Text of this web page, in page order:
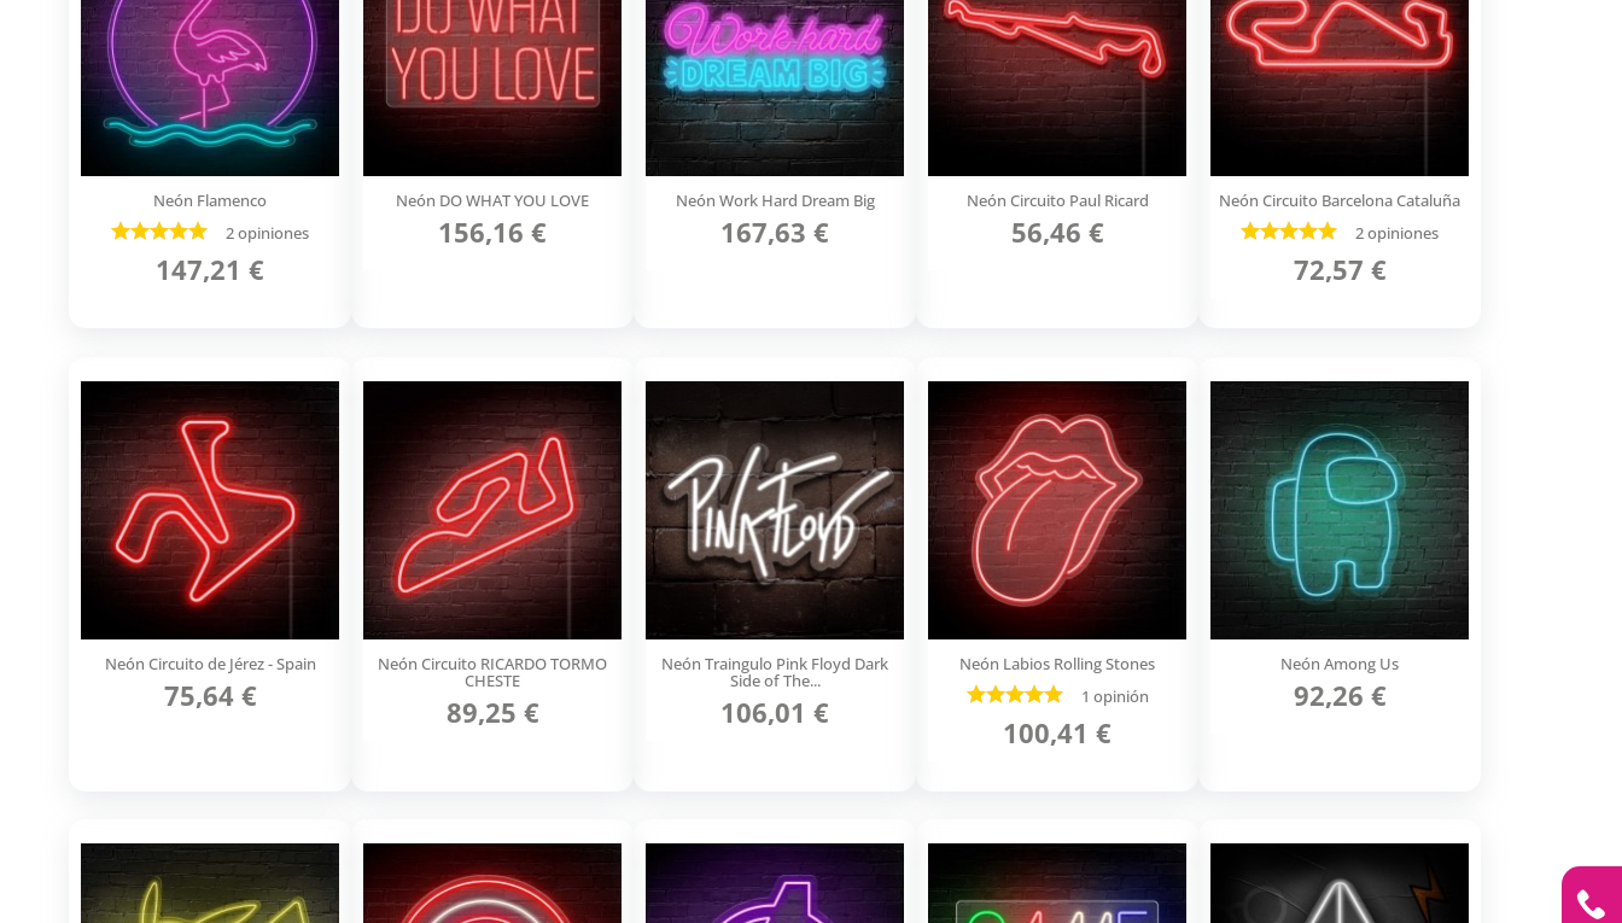
Neón Flamenco
2 opiniones
147,21 €
Neón DO WHAT YOU LOVE
156,16 €
Neón Work Hard Dream Big
167,63 €
Neón Circuito Paul Ricard
56,46 €
Neón Circuito Barcelona Cataluña
2 opiniones
72,57 €
Neón Circuito de Jérez - Spain
75,64 €
Neón Circuito RICARDO TORMO
CHESTE
89,25 €
Neón Traingulo Pink Floyd Dark
Side of The...
106,01 €
Neón Labios Rolling Stones
1 opinión
100,41 €
Neón Among Us
92,26 €